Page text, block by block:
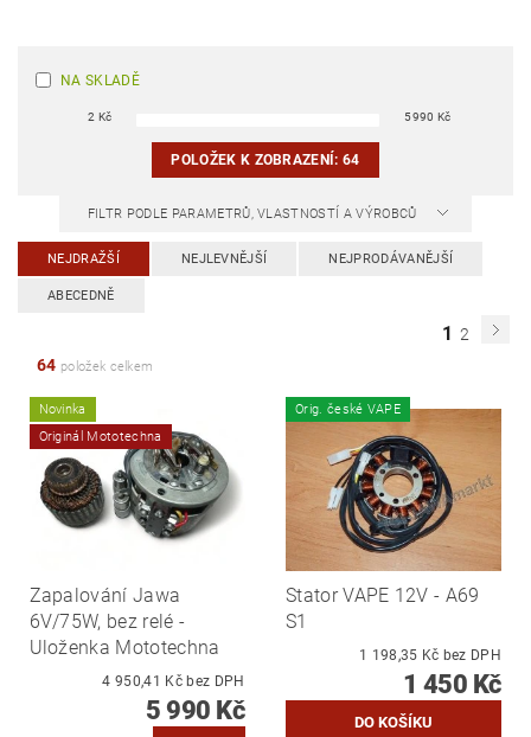
NA SKLADĚ
2 Kč 5990 Kč
POLOŽEK K ZOBRAZENÍ:64
FILTR PODLE PARAMETRŮ, VLASTNOSTÍ A VÝROBCŮ
NEJDRAŽŠÍ NEJLEVNĚJŠÍ NEJPRODÁVANĚJŠÍ
ABECEDNĚ
1 2
64 položek celkem
Novinka
Originál Mototechna
Zapalování Jawa
6V/75W, bez relé -
Uloženka Mototechna
4 950,41 Kč bez DPH
5 990 Kč
Orig. české VAPE
Stator VAPE 12V - A69
S1
1 198,35 Kč bez DPH
1 450 Kč